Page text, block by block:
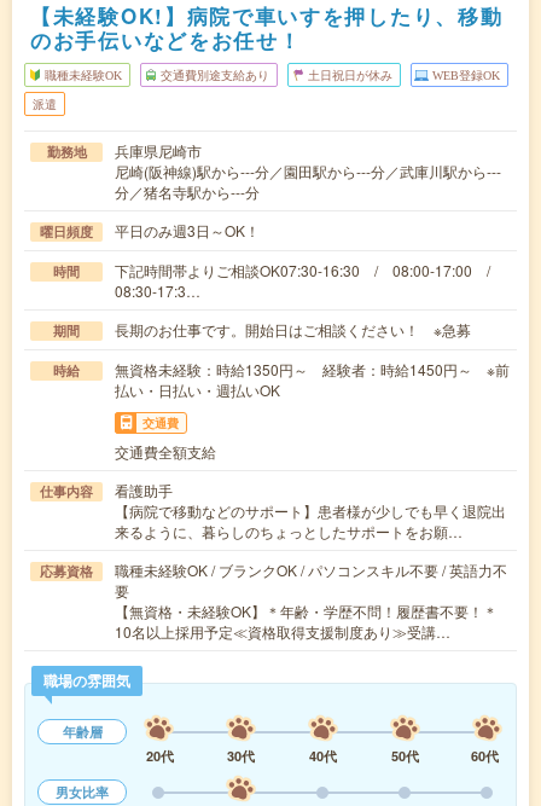
【未経験OK!】病院で車いすを押したり、移動
のお手伝いなどをお任せ！
職種未経験OK 交通費別途支給あり 土日祝日が休み WEB登録OK
派遣
勤務地
兵庫県尼崎市
尼崎(阪神線)駅から---分／園田駅から---分／武庫川駅から---
分／猪名寺駅から---分
曜日頻度 平日のみ週3日～OK！
時間
下記時間帯よりご相談OK07:30-16:30 / 08:00-17:00 /
08:30-17:3…
期間 長期のお仕事です。開始日はご相談ください！ ※急募
時給
無資格未経験：時給1350円～ 経験者：時給1450円～ ※前
払い・日払い・週払いOK
交通費
交通費全額支給
仕事内容
看護助手
【病院で移動などのサポート】患者様が少しでも早く退院出
来るように、暮らしのちょっとしたサポートをお願…
応募資格
職種未経験OK / ブランクOK / パソコンスキル不要 / 英語力不
要
【無資格・未経験OK】＊年齢・学歴不問！履歴書不要！＊
10名以上採用予定≪資格取得支援制度あり≫受講…
職場の雰囲気
年齢層
20代
30代 40代 50代
60代
男女比率